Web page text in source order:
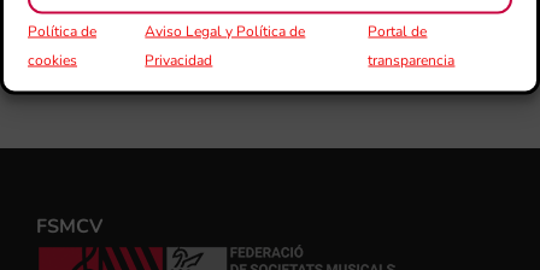
Política de
cookies
Aviso Legal y Política de
Privacidad
Portal de
transparencia
FSMCV